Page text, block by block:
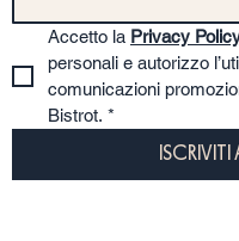
Accetto la Privacy
personali e autorizzo
comunicazioni
Bistrot. *
ISCRIVITI